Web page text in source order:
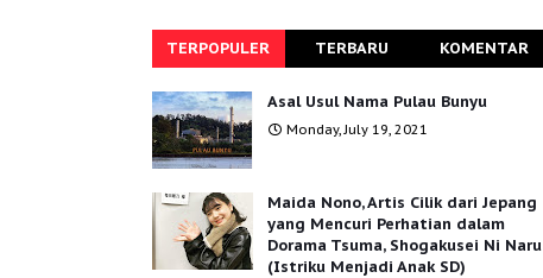
TERPOPULER TERBARU KOMENTAR
Asal Usul Nama Pulau Bunyu
Monday, July 19, 2021
Maida Nono, Artis Cilik dari Jepang
yang Mencuri Perhatian dalam
Dorama Tsuma, Shogakusei Ni Naru
(Istriku Menjadi Anak SD)